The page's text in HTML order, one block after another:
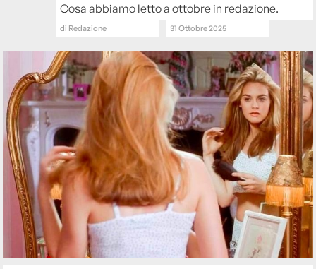
Cosa abbiamo letto a ottobre in redazione.
di Redazione 31 Ottobre 2025